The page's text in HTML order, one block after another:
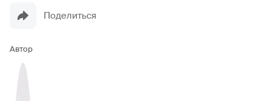
Поделиться
Автор